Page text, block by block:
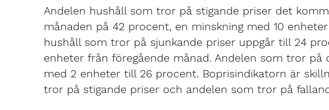
Andelen hushåll som tror på stigande priser det
månaden på 42 procent, en minskning med 10
hushåll som tror på sjunkande priser uppgår till 24
enheter från föregående månad. Andelen som tror på
med 2 enheter till 26 procent. Boprisindikatorn är
tror på stigande priser och andelen som tror på